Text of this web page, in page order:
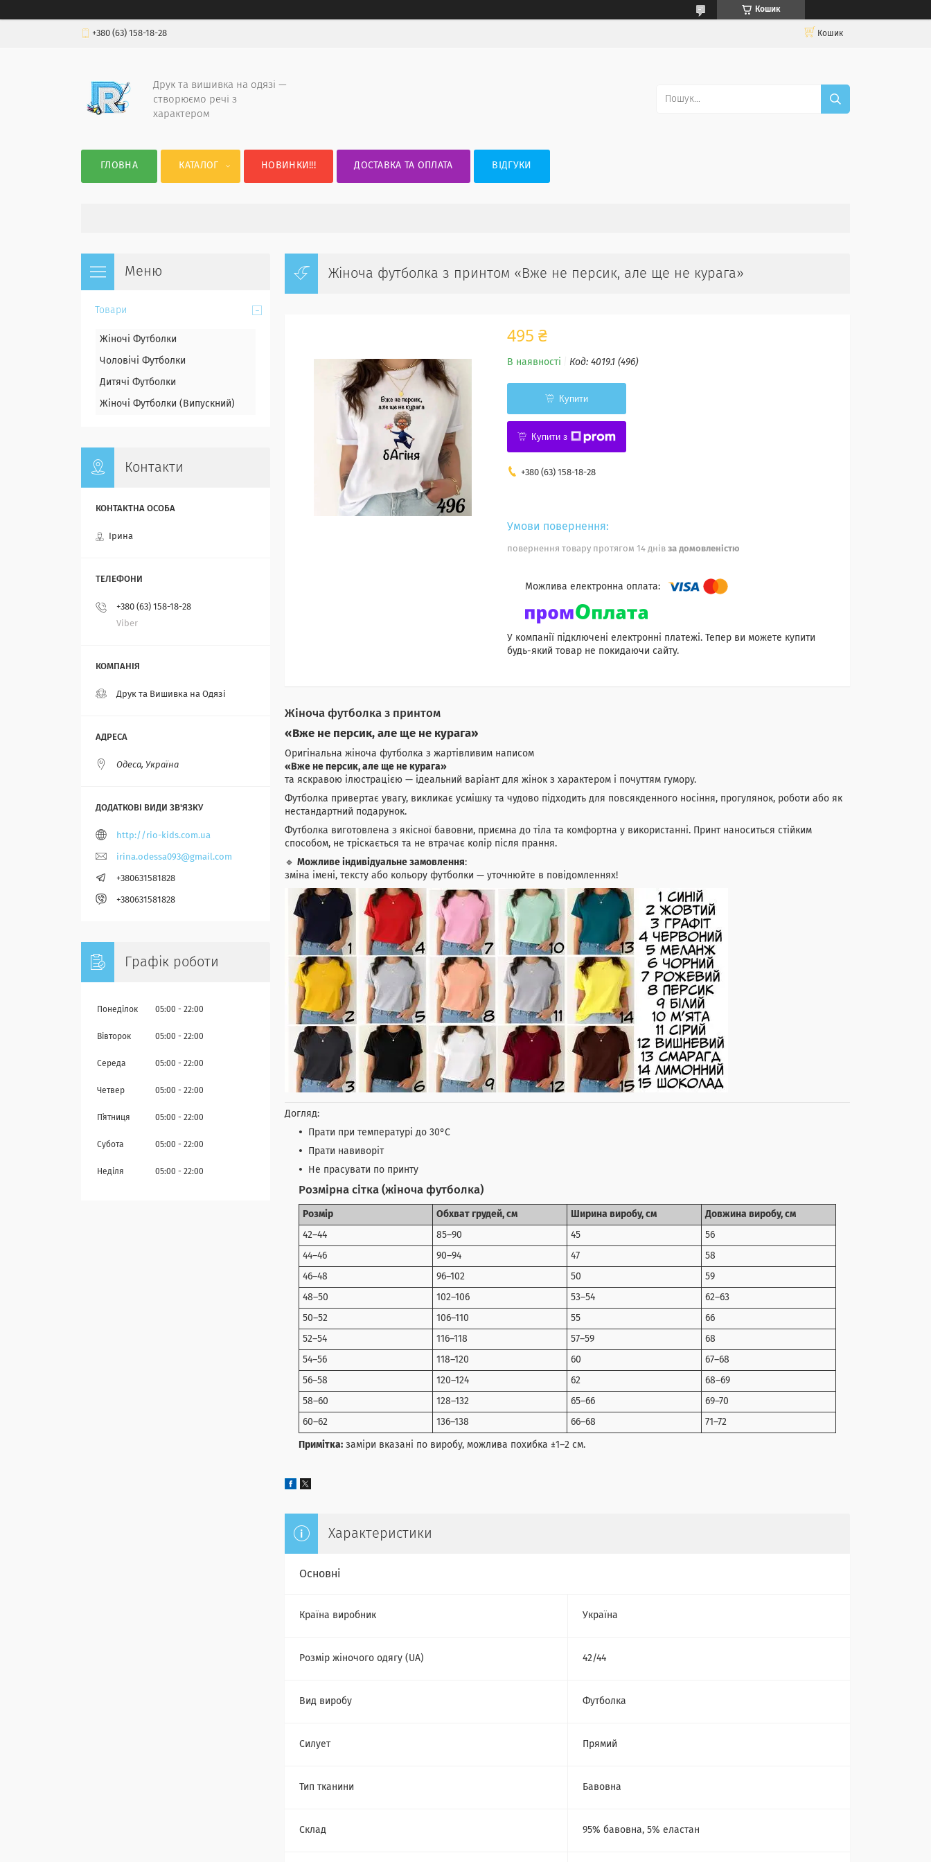
Кошик
+380 (63) 158-18-28 Кошик
Друк та вишивка на одязі —
створюємо речі з
характером
ГЛОВНА КАТАЛОГ НОВИНКИ!!! ДОСТАВКА ТА ОПЛАТА ВІДГУКИ
Жіноча футболка з принтом «Вже не персик, але ще не курага»
495 ₴
В наявності Код: 4019.1 (496)
Купити
Купити з
+380 (63) 158-18-28
повернення товару протягом 14 днів за домовленістю
У компанії підключені електронні платежі. Тепер ви можете купити
будь-який товар не покидаючи сайту.
Жіноча футболка з принтом
«Вже не персик, але ще не курага»
Оригінальна жіноча футболка з жартівливим написом
«Вже не персик, але ще не курага»
та яскравою ілюстрацією — ідеальний варіант для жінок з характером і почуттям гумору.
Футболка привертає увагу, викликає усмішку та чудово підходить для повсякденного носіння, прогулянок, роботи або як
нестандартний подарунок.
Футболка виготовлена з якісної бавовни, приємна до тіла та комфортна у використанні. Принт наноситься стійким
способом, не тріскається та не втрачає колір після прання.
🔹 Можливе індивідуальне замовлення:
зміна імені, тексту або кольору футболки — уточнюйте в повідомленнях!
Догляд:
Прати при температурі до 30°C
Прати навиворіт
Не прасувати по принту
Розмірна сітка (жіноча футболка)
Розмір Обхват грудей, см Ширина виробу, см Довжина виробу, см
42–44 85–90 45 56
44–46 90–94 47 58
46–48 96–102 50 59
48–50 102–106 53–54 62–63
50–52 106–110 55 66
52–54 116–118 57–59 68
54–56 118–120 60 67–68
56–58 120–124 62 68–69
58–60 128–132 65–66 69–70
60–62 136–138 66–68 71–72
Примітка: заміри вказані по виробу, можлива похибка ±1–2 см.
Характеристики
Основні
Країна виробник Україна
Розмір жіночого одягу (UA) 42/44
Вид виробу Футболка
Силует Прямий
Тип тканини Бавовна
Склад 95% бавовна, 5% еластан
Товари
Жіночі Футболки
Чоловічі Футболки
Дитячі Футболки
Жіночі Футболки (Випускний)
Контакти
Ірина
+380 (63) 158-18-28
Viber
Друк та Вишивка на Одязі
Одеса, Україна
http://rio-kids.com.ua
irina.odessa093@gmail.com
+380631581828
+380631581828
Графік роботи
Понеділок 05:00 22:00
Вівторок 05:00 22:00
Середа 05:00 22:00
Четвер 05:00 22:00
Пʼятниця 05:00 22:00
Субота 05:00 22:00
Неділя 05:00 22:00